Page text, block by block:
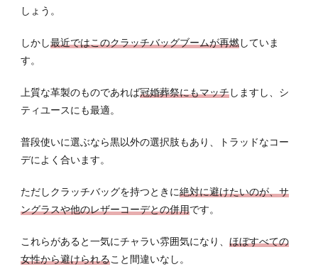
しょう。
しかし最近ではこのクラッチバッグブームが再燃していま
す。
上質な革製のものであれば冠婚葬祭にもマッチしますし、シ
ティユースにも最適。
普段使いに選ぶなら黒以外の選択肢もあり、トラッドなコー
デによく合います。
ただしクラッチバッグを持つときに絶対に避けたいのが、サ
ングラスや他のレザーコーデとの併用です。
これらがあると一気にチャラい雰囲気になり、 ほぼすべての
女性から避けられること間違いなし。